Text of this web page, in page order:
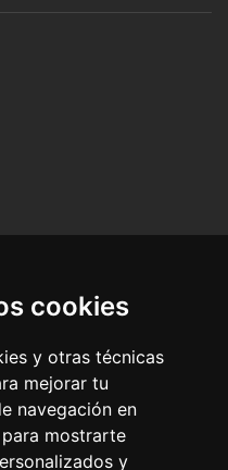
cookies
y otras técnicas
mejorar tu
navegación en
mostrarte
y